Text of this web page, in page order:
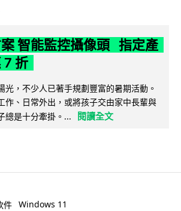
智能監控攝像頭 指定產
7 折
光，不少人已著手規劃豐富的暑期活動。
作、日常外出，或將孩子交由家中長輩與
總是十分牽掛。...
閱讀全文
件 Windows 11